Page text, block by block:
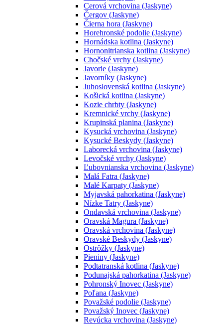
Cerová vrchovina (Jaskyne)
Čergov (Jaskyne)
Čierna hora (Jaskyne)
Horehronské podolie (Jaskyne)
Hornádska kotlina (Jaskyne)
Hornonitrianska kotlina (Jaskyne)
Chočské vrchy (Jaskyne)
Javorie (Jaskyne)
Javorníky (Jaskyne)
Juhoslovenská kotlina (Jaskyne)
Košická kotlina (Jaskyne)
Kozie chrbty (Jaskyne)
Kremnické vrchy (Jaskyne)
Krupinská planina (Jaskyne)
Kysucká vrchovina (Jaskyne)
Kysucké Beskydy (Jaskyne)
Laborecká vrchovina (Jaskyne)
Levočské vrchy (Jaskyne)
Ľubovnianska vrchovina (Jaskyne)
Malá Fatra (Jaskyne)
Malé Karpaty (Jaskyne)
Myjavská pahorkatina (Jaskyne)
Nízke Tatry (Jaskyne)
Ondavská vrchovina (Jaskyne)
Oravská Magura (Jaskyne)
Oravská vrchovina (Jaskyne)
Oravské Beskydy (Jaskyne)
Ostrôžky (Jaskyne)
Pieniny (Jaskyne)
Podtatranská kotlina (Jaskyne)
Podunajská pahorkatina (Jaskyne)
Pohronský Inovec (Jaskyne)
Poľana (Jaskyne)
Považské podolie (Jaskyne)
Považský Inovec (Jaskyne)
Revúcka vrchovina (Jaskyne)